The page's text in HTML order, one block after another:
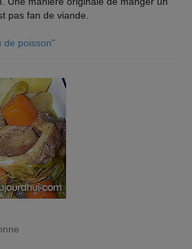
pas fan de viande.
de poisson"